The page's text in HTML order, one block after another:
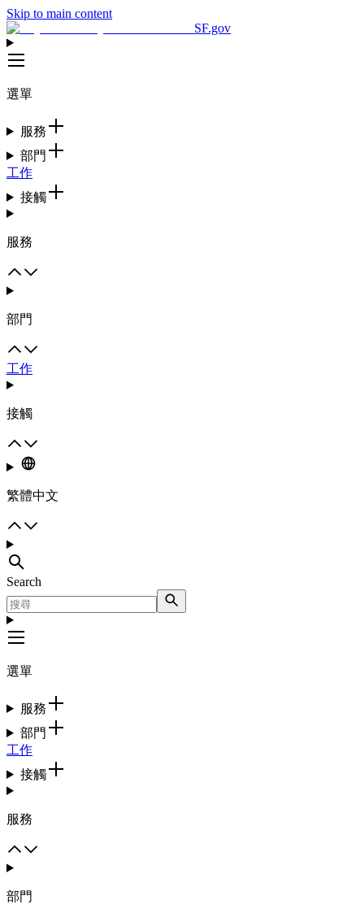
Skip to main content
SF.gov
選單
服務
部門
工作
接觸
服務
部門
工作
接觸
繁體中文
Search
選單
服務
部門
工作
接觸
服務
部門